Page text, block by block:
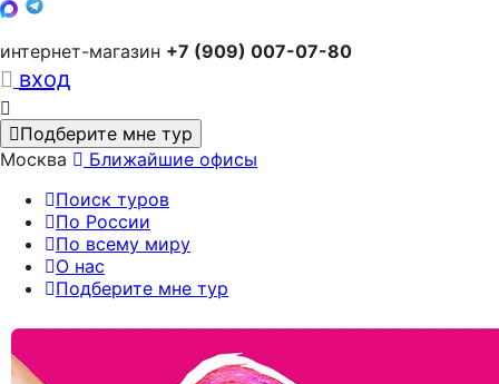
интернет-магазин +7 (909) 007-07-80
вход
Подберите мне тур
Москва
Ближайшие офисы
Поиск туров
По России
По всему миру
О нас
Подберите мне тур